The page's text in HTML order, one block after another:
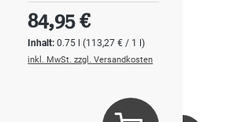
Inhalt:0.75 l(113,27 € / 1 l)
Regulärer Preis:
84,95 €
inkl. MwSt. zzgl. Versandkosten